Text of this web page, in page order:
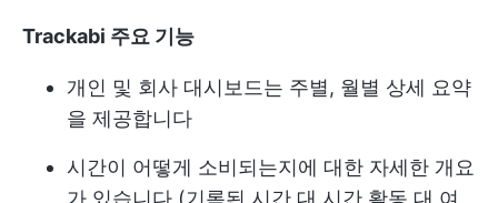
Trackabi 주요 기능
개인 및 회사 대시보드는 주별, 월별 상세 요약
을 제공합니다
시간이 어떻게 소비되는지에 대한 자세한 개요
가 있습니다 (기록된 시간 대 시간 활동 대 여